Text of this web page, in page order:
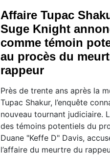
Affaire Tupac
Suge Knight
comme témoin
au procès du
rappeur
Près de trente ans après la
Tupac Shakur, l’enquête
nouveau tournant judiciaire.
des témoins potentiels du
Duane "Keffe D" Davis,
l’affaire du meurtre du